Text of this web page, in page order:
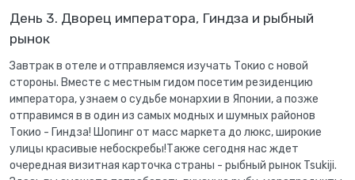
День 3. Дворец императора, Гиндза и рыбный
рынок
Завтрак в отеле и отправляемся изучать Токио с новой
стороны. Вместе с местным гидом посетим резиденцию
императора, узнаем о судьбе монархии в Японии, а позже
отправимся в в один из самых модных и шумных районов
Токио - Гиндза! Шопинг от масс маркета до люкс, широкие
улицы красивые небоскребы!Также сегодня нас ждет
очередная визитная карточка страны - рыбный рынок Tsukiji.